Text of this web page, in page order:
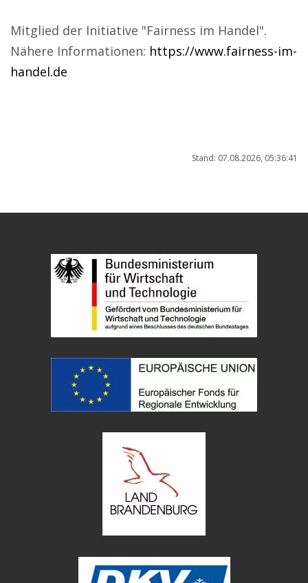
Mitglied der Initiative "Fairness im Handel".
Nähere Informationen: https://www.fairness-im-
handel.de
Stand: 07.08.2026, 05:36:41